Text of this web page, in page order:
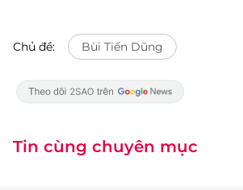
Chủ đề: Bùi Tiến Dũng
Tin cùng chuyên mục